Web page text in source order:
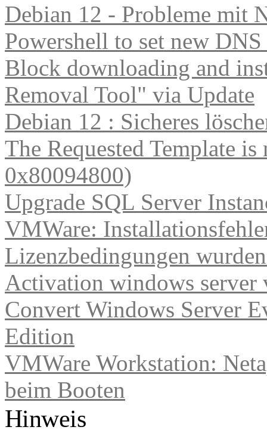
Debian 12 - Probleme mit
Powershell to set new
Block downloading and
Removal Tool" via Update
Debian 12 : Sicheres
The Requested Template
0x80094800)
Upgrade SQL Server
VMWare:
Lizenzbedingungen
Activation windows server
Convert Windows Server
Edition
VMWare Workstation:
beim Booten
Hinweis